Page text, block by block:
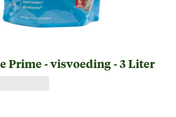
Prime - visvoeding - 3 Liter